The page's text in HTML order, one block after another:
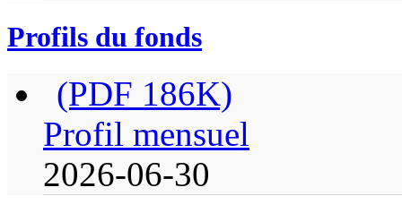
Profils du fonds
(PDF 186K)
Profil mensuel
2026-06-30